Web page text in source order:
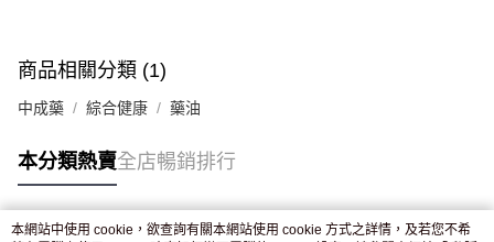
付款後門市自取，訂單確認後2-4個工作天到店，7天內取。逾期後
商品相關分類 (1)
中成藥 綜合健康 藥油
本分類熱賣全店暢銷排行
本網站中使用 cookie，欲查詢有關本網站使用 cookie 方式之詳情，及若您不希